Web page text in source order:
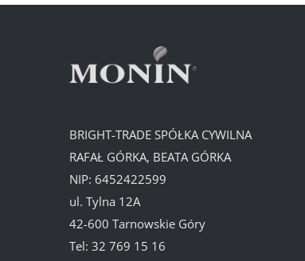
BRIGHT-TRADE SPÓŁKA CYWILNA
RAFAŁ GÓRKA, BEATA GÓRKA
NIP: 6452422599
ul. Tylna 12A
42-600 Tarnowskie Góry
Tel: 32 769 15 16